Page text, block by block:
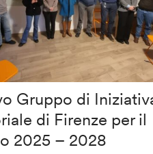
Gruppo di
di Firenze per il
2025 – 2028